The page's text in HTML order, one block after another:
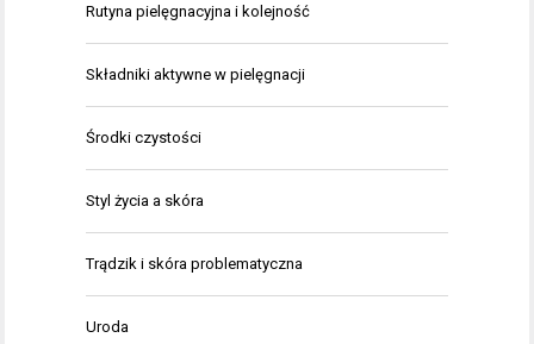
Rutyna pielęgnacyjna i kolejność
Składniki aktywne w pielęgnacji
Środki czystości
Styl życia a skóra
Trądzik i skóra problematyczna
Uroda